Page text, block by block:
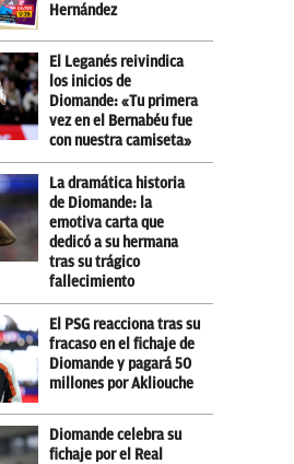
Hernández
El Leganés reivindica
los inicios de
Diomande: «Tu primera
vez en el Bernabéu fue
con nuestra camiseta»
La dramática historia
de Diomande: la
emotiva carta que
dedicó a su hermana
tras su trágico
fallecimiento
El PSG reacciona tras su
fracaso en el fichaje de
Diomande y pagará 50
millones por Akliouche
Diomande celebra su
fichaje por el Real